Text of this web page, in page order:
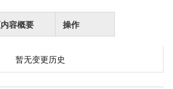
容概要 操作
暂无变更历史